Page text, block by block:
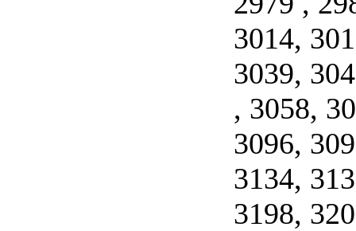
3014,
3039,
, 3058,
3096,
3134,
3198,